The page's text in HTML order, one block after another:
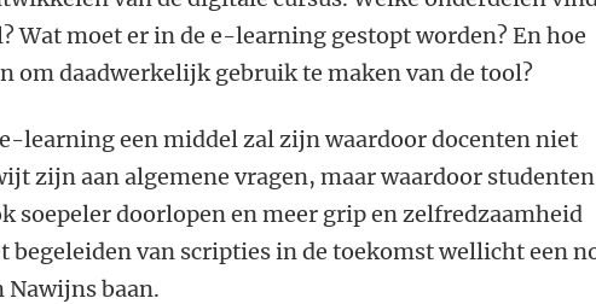
Wat moet er in de e-learning gestopt worden? En hoe
om daadwerkelijk gebruik te maken van de tool?
learning een middel zal zijn waardoor docenten niet
zijn aan algemene vragen, maar waardoor studenten
soepeler doorlopen en meer grip en zelfredzaamheid
begeleiden van scripties in de toekomst wellicht een
Nawijns baan.